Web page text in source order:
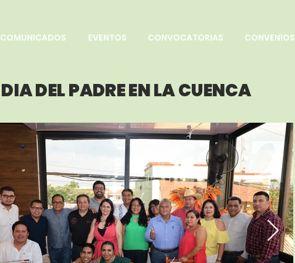
COMUNICADOS EVENTOS CONVOCATORIAS CONVENIOS
DIA DEL PADRE EN LA CUENCA